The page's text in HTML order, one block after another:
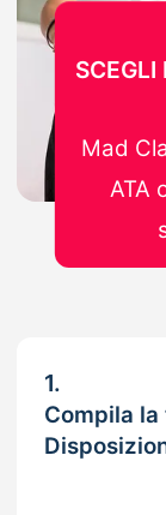
1.
Compila la
SCEGLI
Mad
ATA